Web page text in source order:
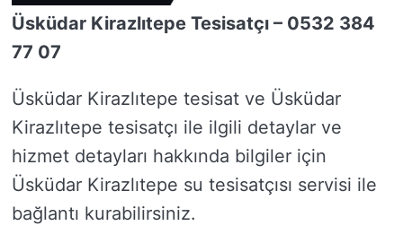
Üsküdar Kirazlıtepe Tesisatçı – 0532 384
77 07
Üsküdar Kirazlıtepe tesisat ve Üsküdar
Kirazlıtepe tesisatçı ile ilgili detaylar ve
hizmet detayları hakkında bilgiler için
Üsküdar Kirazlıtepe su tesisatçısı servisi ile
bağlantı kurabilirsiniz.